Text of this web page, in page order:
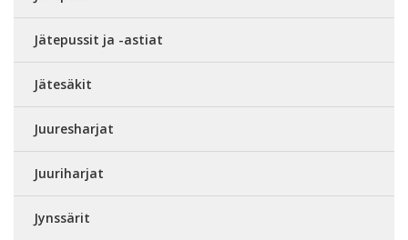
Jätepussit ja -astiat
Jätesäkit
Juuresharjat
Juuriharjat
Jynssärit